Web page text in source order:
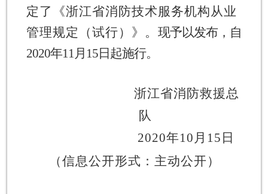
定了《浙江省消防技术服务机构从业
管理规定（试行）》。 现予以发布，自
2020年11月 15日起施行。
浙江省消防救援总
队
2020年10 月 15 日
（信息公开形式：主动公开）